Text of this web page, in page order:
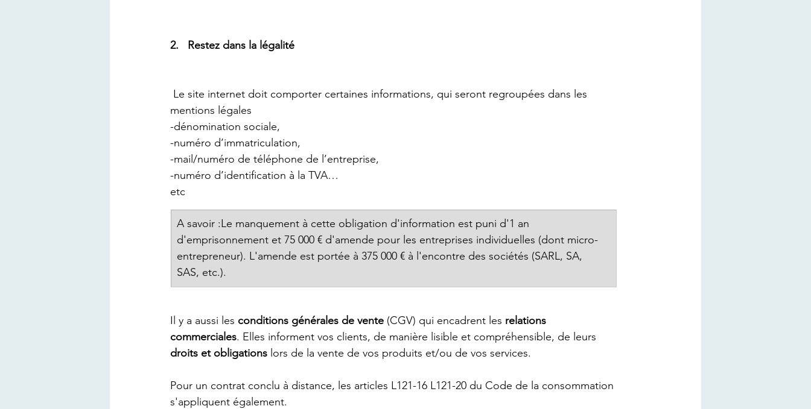
2.   Restez dans la légalité
mentions légales
-dénomination sociale,
-numéro d’immatriculation,
-mail/numéro de téléphone de l’entreprise,
-numéro d’identification à la TVA…
etc
A savoir :Le manquement à cette obligation d'information est puni d'1 an
d'emprisonnement et 75 000 € d'amende pour les entreprises individuelles (dont micro-
entrepreneur). L'amende est portée à 375 000 € à l'encontre des sociétés (SARL, SA,
SAS, etc.).
Il y a aussi les conditions générales de vente (CGV) qui encadrent les relations
commerciales. Elles informent vos clients, de manière lisible et compréhensible, de leurs
droits et obligations lors de la vente de vos produits et/ou de vos services.
Pour un contrat conclu à distance, les articles L121-16 L121-20 du Code de la consommation
s'appliquent également.